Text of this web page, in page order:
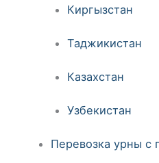
Киргызстан
Таджикистан
Казахстан
Узбекистан
Перевозка урны с